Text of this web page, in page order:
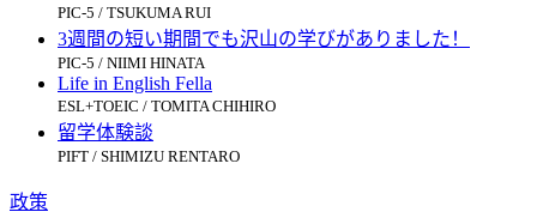
PIC-5 / TSUKUMA RUI
3週間の短い期間でも沢山の学びがありました！
PIC-5 / NIIMI HINATA
Life in English Fella
ESL+TOEIC / TOMITA CHIHIRO
留学体験談
PIFT / SHIMIZU RENTARO
政策